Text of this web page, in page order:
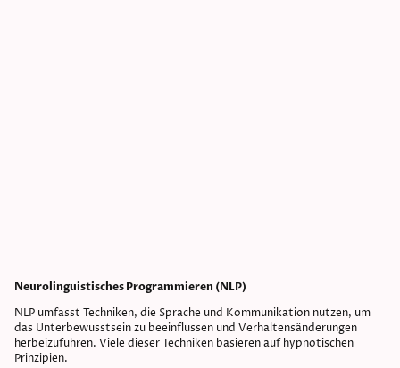
Neurolinguistisches Programmieren (NLP)
NLP umfasst Techniken, die Sprache und Kommunikation nutzen, um
das Unterbewusstsein zu beeinflussen und Verhaltensänderungen
herbeizuführen. Viele dieser Techniken basieren auf hypnotischen
Prinzipien.